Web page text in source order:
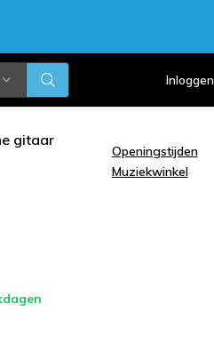
Inloggen
gitaar
Openingstijden
Muziekwinkel